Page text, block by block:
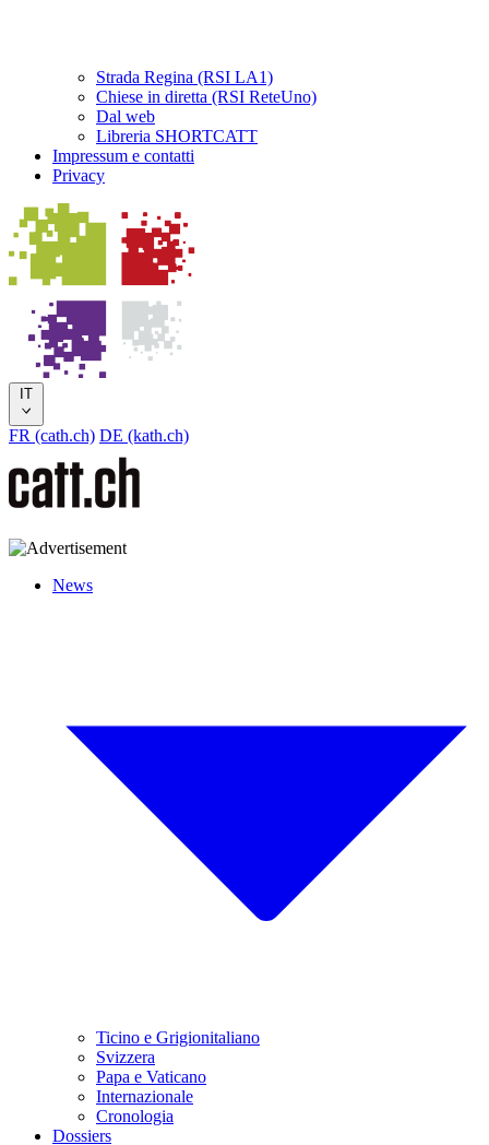
Strada Regina (RSI LA1)
Chiese in diretta (RSI ReteUno)
Dal web
Libreria SHORTCATT
Impressum e contatti
Privacy
IT
FR (cath.ch) DE (kath.ch)
News
Ticino e Grigionitaliano
Svizzera
Papa e Vaticano
Internazionale
Cronologia
Dossiers